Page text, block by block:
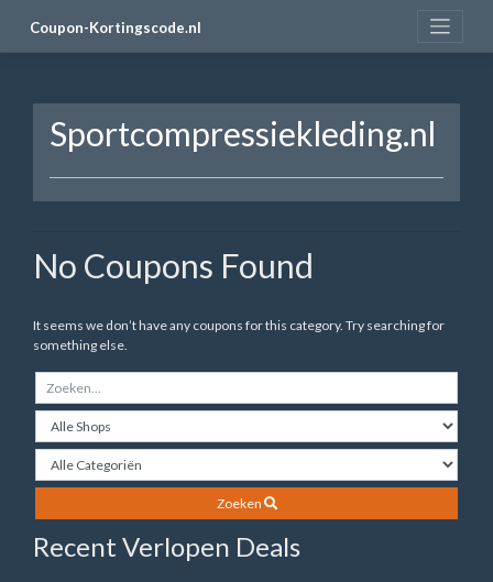
Coupon-Kortingscode.nl
Sportcompressiekleding.nl
No Coupons Found
It seems we don’t have any coupons for this category. Try searching for
something else.
Zoeken
Recent Verlopen Deals